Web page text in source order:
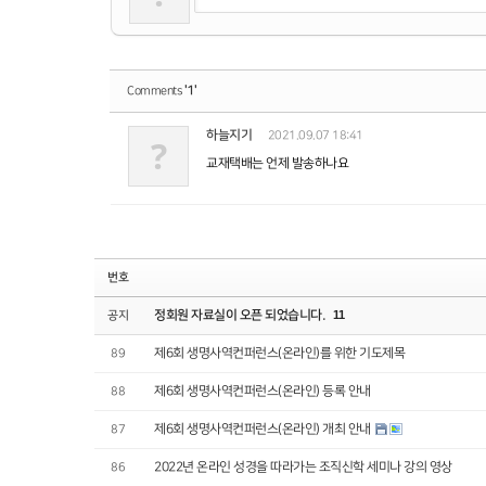
Comments'1'
? 하늘지기 2021.09.07 18:41
교재택배는 언제 발송하나요
번호
공지 정회원 자료실이 오픈 되었습니다. 11
89 제6회 생명사역컨퍼런스(온라인)를 위한 기도제목
88 제6회 생명사역컨퍼런스(온라인) 등록 안내
87 제6회 생명사역컨퍼런스(온라인) 개최 안내
86 2022년 온라인 성경을 따라가는 조직신학 세미나 강의 영상